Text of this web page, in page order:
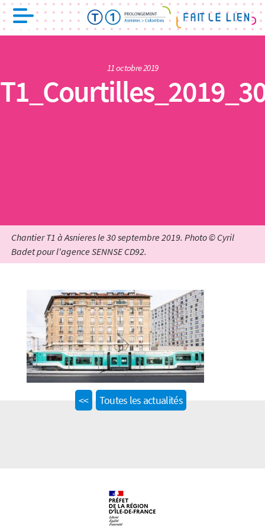
11 octobre 2019
Chantier T1 à Asnieres le 30 septembre 2019. Photo © Cyril
Badet pour l'agence SENNSE CD92.
<<Previous
Toutes les actualités